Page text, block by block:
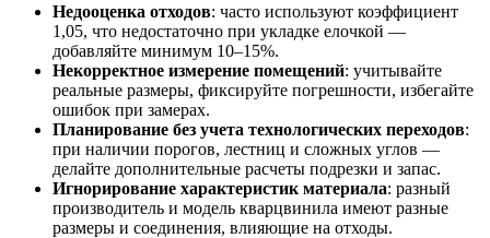
Недооценка отходов: часто используют коэффициент
1,05, что недостаточно при укладке елочкой —
добавляйте минимум 10–15%.
Некорректное измерение помещений: учитывайте
реальные размеры, фиксируйте погрешности, избегайте
ошибок при замерах.
Планирование без учета технологических переходов:
при наличии порогов, лестниц и сложных углов —
делайте дополнительные расчеты подрезки и запас.
Игнорирование характеристик материала: разный
производитель и модель кварцвинила имеют разные
размеры и соединения, влияющие на отходы.